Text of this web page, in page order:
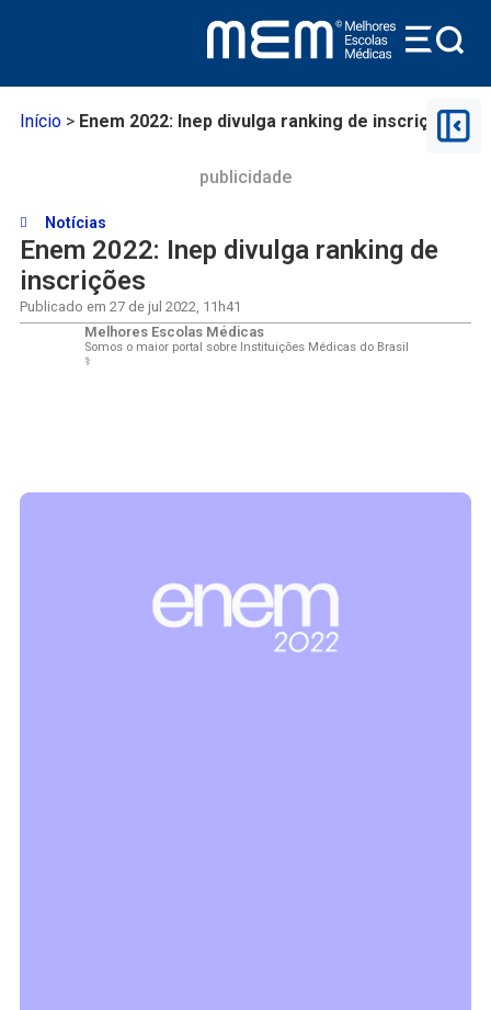
Início> Enem 2022: Inep divulga ranking de inscrições
publicidade
Notícias
Enem 2022: Inep divulga ranking de
inscrições
Publicado em 27 de jul 2022, 11h41
Melhores Escolas Médicas
Somos o maior portal sobre Instituições Médicas do Brasil
⚕️